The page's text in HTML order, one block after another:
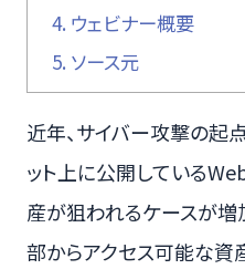
4. ウェビナー概要
5. ソース元
近年、サイバー攻撃の起
ット上に公開している
産が狙われるケースが増
部からアクセス可能な資